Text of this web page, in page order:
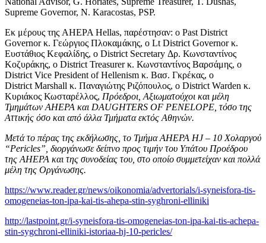
Supreme Governor, N. Karacostas, PSP.
Εκ μέρους της AHEPA Hellas, παρέστησαν: ο Past District
Governor κ. Γεώργιος Πλοκαμάκης, ο Lt District Governor κ.
Ευστάθιος Κεφαλίδης, ο District Secretary Δρ. Κωνσταντίνος
Κοζυράκης, ο District Treasurer κ. Κωνσταντίνος Βαρσάμης, ο
District Vice President of Hellenism κ. Βασ. Γκρέκας, ο
District Marshall κ. Παναγιώτης Ριζόπουλος, ο District Warden κ.
Κυριάκος Κωσταρέλλος, Πρόεδροι, Αξιωματούχοι και μέλη
Τμημάτων AHEPA και DAUGHTERS OF PENELOPE, τόσο της
Αττικής όσο και από άλλα Τμήματα εκτός Αθηνών.
Μετά το πέρας της εκδήλωσης, το Τμήμα AHEPA HJ – 10 Χολαργού
“Pericles”, διοργάνωσε δείπνο προς τιμήν του Υπάτου Προέδρου
της ΑΗΕPA και της συνοδείας του, στο οποίο συμμετείχαν και πολλά
μέλη της Οργάνωσης.
https://www.reader.gr/news/oikonomia/advertorials/i-syneisfora-tis-
omogeneias-ton-ipa-kai-tis-ahepa-stin-syghroni-elliniki
http://lastpoint.gr/i-syneisfora-tis-omogeneias-ton-ipa-kai-tis-achepa-
stin-sygchroni-elliniki-istoriaa-hj-10-pericles/